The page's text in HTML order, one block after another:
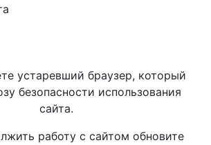
устаревший браузер, который
безопасности использования
сайта.
работу с сайтом обновите